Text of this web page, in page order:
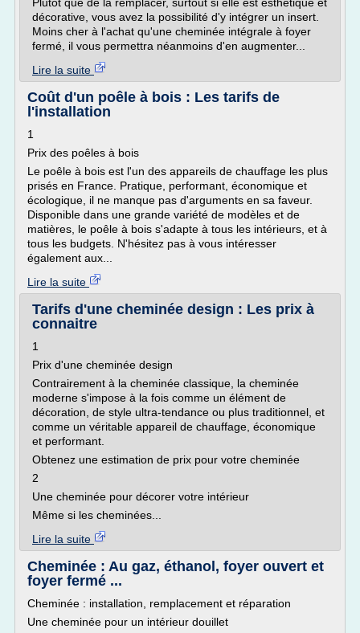
décorative, vous avez la possibilité d'y intégrer un insert.
Moins cher à l'achat qu'une cheminée intégrale à foyer
fermé, il vous permettra néanmoins d'en augmenter...
Lire la suite
Coût d'un poêle à bois : Les tarifs de
l'installation
1
Prix des poêles à bois
Le poêle à bois est l'un des appareils de chauffage les plus
prisés en France. Pratique, performant, économique et
écologique, il ne manque pas d'arguments en sa faveur.
Disponible dans une grande variété de modèles et de
matières, le poêle à bois s'adapte à tous les intérieurs, et à
tous les budgets. N'hésitez pas à vous intéresser
également aux...
Lire la suite
Tarifs d'une cheminée design : Les prix à
connaitre
1
Prix d'une cheminée design
Contrairement à la cheminée classique, la cheminée
moderne s'impose à la fois comme un élément de
décoration, de style ultra-tendance ou plus traditionnel, et
comme un véritable appareil de chauffage, économique
et performant.
Obtenez une estimation de prix pour votre cheminée
2
Une cheminée pour décorer votre intérieur
Même si les cheminées...
Lire la suite
Cheminée : Au gaz, éthanol, foyer ouvert et
foyer fermé ...
Cheminée : installation, remplacement et réparation
Une cheminée pour un intérieur douillet